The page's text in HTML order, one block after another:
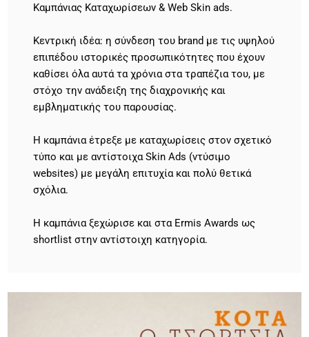
Καμπάνιας Καταχωρίσεων & Web Skin ads.
Κεντρική ιδέα: η σύνδεση του brand με τις υψηλού
επιπέδου ιστορικές προσωπικότητες που έχουν
καθίσει όλα αυτά τα χρόνια στα τραπέζια του, με
στόχο την ανάδειξη της διαχρονικής και
εμβληματικής του παρουσίας.
Η καμπάνια έτρεξε με καταχωρίσεις στον σχετικό
τύπο και με αντίστοιχα Skin Ads (ντύσιμο
websites) με μεγάλη επιτυχία και πολύ θετικά
σχόλια.
H καμπάνια ξεχώρισε και στα Ermis Awards ως
shortlist στην αντίστοιχη κατηγορία.